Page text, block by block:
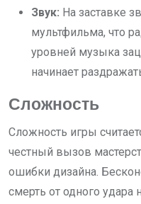
Звук: На заставке
мультфильма, что
уровней музыка
начинает
Сложность
Сложность игры
честный вызов
ошибки дизайна.
смерть от одного удара